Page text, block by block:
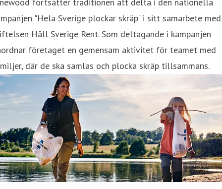
fortsätter traditionen att delta i den nationella
"Hela Sverige plockar skräp" i sitt samarbete med
Håll Sverige Rent. Som deltagande i kampanjen
företaget en gemensam aktivitet för teamet med
där de ska samlas och plocka skräp tillsammans.